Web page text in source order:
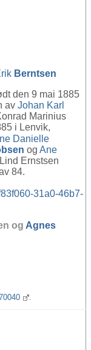
Berntsen
den 9 mai 1885
av Johan Karl
Marinius
i Lenvik,
Danielle
og Ane
Ernstsen
84.
31a0-46b7-
og Agnes
.